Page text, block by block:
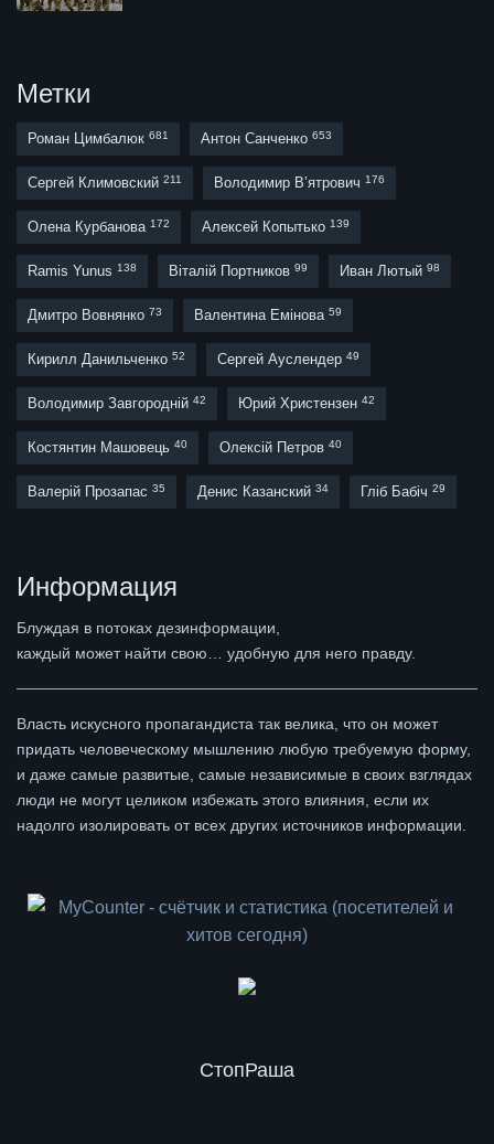
Метки
Роман Цимбалюк 681 Антон Санченко 653
Сергей Климовский 211 Володимир В’ятрович 176
Олена Курбанова 172 Алексей Копытько 139
Ramis Yunus 138 Віталій Портников 99 Иван Лютый 98
Дмитро Вовнянко 73 Валентина Емінова 59
Кирилл Данильченко 52 Сергей Ауслендер 49
Володимир Завгородній 42 Юрий Христензен 42
Костянтин Машовець 40 Олексій Петров 40
Валерій Прозапас 35 Денис Казанский 34 Гліб Бабіч 29
Информация
Блуждая в потоках дезинформации,
каждый может найти свою… удобную для него правду.
Власть искусного пропагандиста так велика, что он может
придать человеческому мышлению любую требуемую форму,
и даже самые развитые, самые независимые в своих взглядах
люди не могут целиком избежать этого влияния, если их
надолго изолировать от всех других источников информации.
СтопРаша